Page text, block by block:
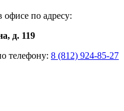
офисе по адресу:
д. 119
телефону: 8 (812) 924-85-27